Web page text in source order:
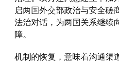
启两国外交部政治与安全磋
法治对话，为两国关系继续
障。
机制的恢复，意味着沟通渠